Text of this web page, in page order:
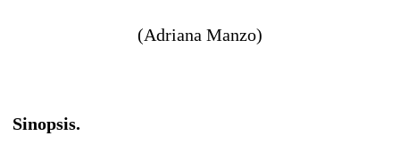
(Adriana Manzo)
Sinopsis.